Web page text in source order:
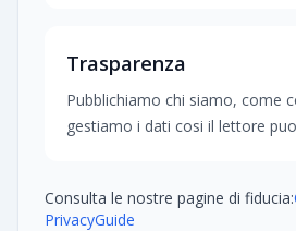
Trasparenza
Pubblichiamo chi siamo, come
gestiamo i dati cosi il lettore
Consulta le nostre pagine di fiducia:
PrivacyGuide